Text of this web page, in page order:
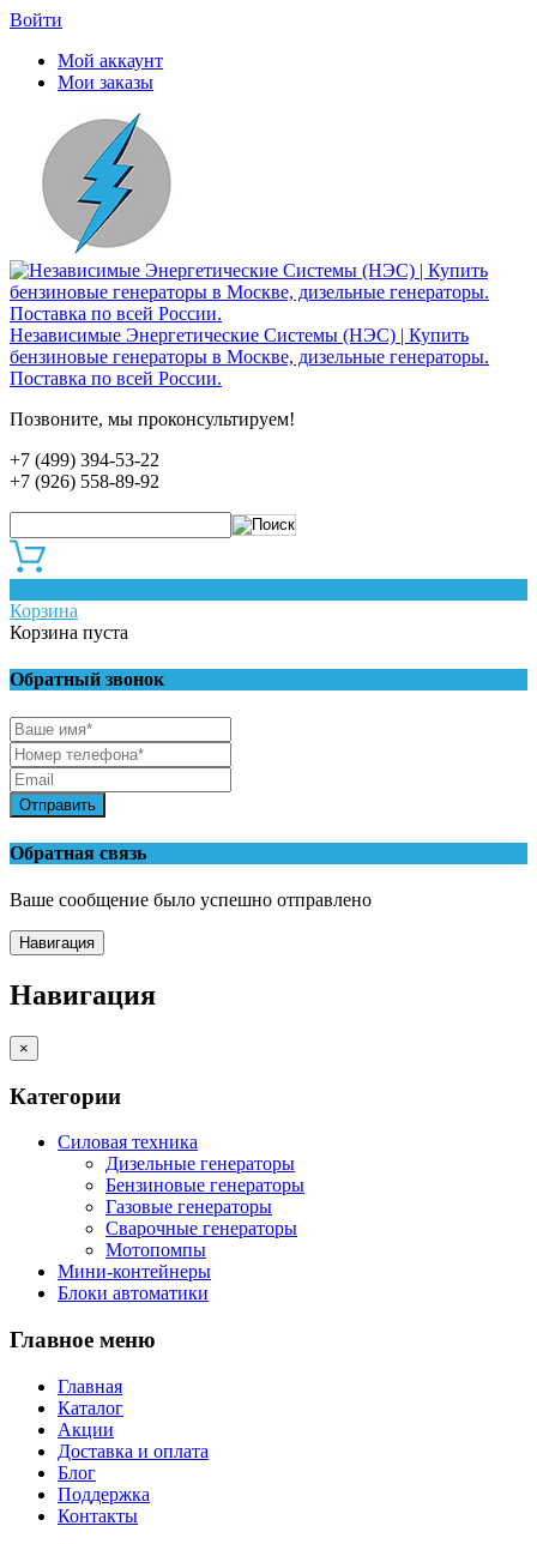
Войти
Мой аккаунт
Мои заказы
Независимые Энергетические Системы (НЭС) | Купить
бензиновые генераторы в Москве, дизельные генераторы.
Поставка по всей России.
Позвоните, мы проконсультируем!
+7 (499) 394-53-22
+7 (926) 558-89-92
Корзина
Корзина пуста
Обратный звонок
Отправить
Обратная связь
Ваше сообщение было успешно отправлено
Навигация
Навигация
×
Категории
Силовая техника
Дизельные генераторы
Бензиновые генераторы
Газовые генераторы
Сварочные генераторы
Мотопомпы
Мини-контейнеры
Блоки автоматики
Главное меню
Главная
Каталог
Акции
Доставка и оплата
Блог
Поддержка
Контакты